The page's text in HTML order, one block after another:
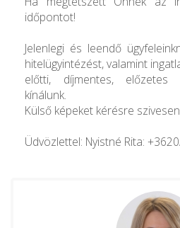
időpontot!
Jelenlegi és leendő
hitelügyintézést, valamint
előtti, díjmentes, előzetes
kínálunk.
Külső képeket kérésre
Üdvözlettel: Nyistné Rita: